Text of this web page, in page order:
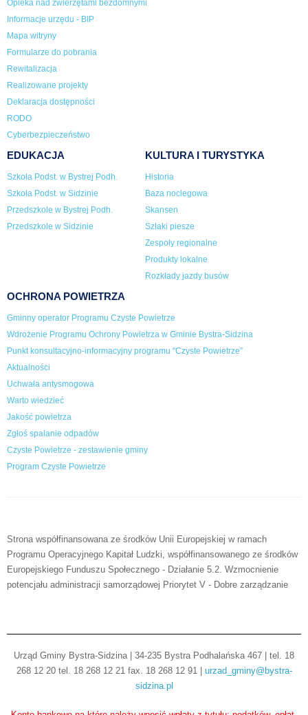
Opieka nad zwierzętami bezdomnymi
Informacje urzędu - BIP
Mapa witryny
Formularze do pobrania
Rewitalizacja
Realizowane projekty
Deklaracja dostępności
RODO
Cyberbezpieczeństwo
EDUKACJA
Szkoła Podst. w Bystrej Podh.
Szkoła Podst. w Sidzinie
Przedszkole w Bystrej Podh.
Przedszkole w Sidzinie
KULTURA I TURYSTYKA
Historia
Baza noclegowa
Skansen
Szlaki piesze
Zespoły regionalne
Produkty lokalne
Rozkłady jazdy busów
OCHRONA POWIETRZA
Gminny operator Programu Czyste Powietrze
Wdrożenie Programu Ochrony Powietrza w Gminie Bystra-Sidzina
Punkt konsultacyjno-informacyjny programu "Czyste Powietrze”
Aktualności
Uchwała antysmogowa
Warto wiedzieć
Jakość powietrza
Zgłoś spalanie odpadów
Czyste Powietrze - zestawienie gminy
Program Czyste Powietrze
Strona współfinansowana ze środków Unii Europejskiej w ramach
Programu Operacyjnego Kapitał Ludzki, współfinansowanego ze środków
Europejskiego Funduszu Społecznego - Działanie 5.2. Wzmocnienie
potencjału administracji samorządowej Priorytet V - Dobre zarządzanie
Urząd Gminy Bystra-Sidzina | 34-235 Bystra Podhalańska 467 | tel. 18
268 12 20 tel. 18 268 12 21 fax. 18 268 12 91 | urzad_gminy@bystra-
sidzina.pl